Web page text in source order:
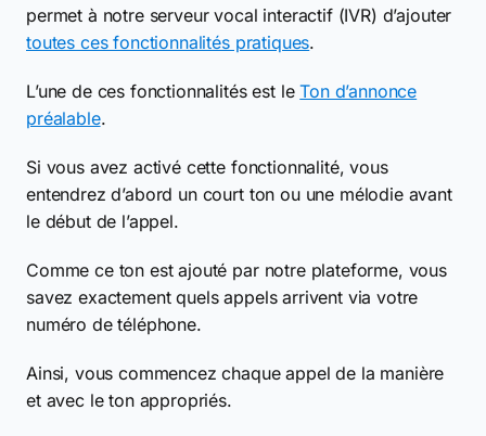
permet à notre serveur vocal interactif (IVR) d’ajouter
toutes ces fonctionnalités pratiques.
L’une de ces fonctionnalités est leTon d’annonce
préalable.
Si vous avez activé cette fonctionnalité, vous
entendrez d’abord un court ton ou une mélodie avant
le début de l’appel.
Comme ce ton est ajouté par notre plateforme, vous
savez exactement quels appels arrivent via votre
numéro de téléphone.
Ainsi, vous commencez chaque appel de la manière
et avec le ton appropriés.